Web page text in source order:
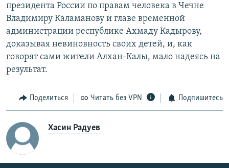
президента России по правам человека в Чечне
Владимиру Каламанову и главе временной
администрации республике Ахмаду Кадырову,
доказывая невиновность своих детей, и, как
говорят сами жители Алхан-Калы, мало надеясь на
результат.
Поделиться Читать без VPN Подпишитесь
Хасин Радуев